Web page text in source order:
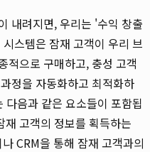
내려지면, 우리는 '수익 창출
스템은 잠재 고객이 우리 브
적으로 구매하고, 충성 고객
정을 자동화하고 최적화하
음과 같은 요소들이 포함됩
고객의 정보를 획득하는
CRM을 통해 잠재 고객과의